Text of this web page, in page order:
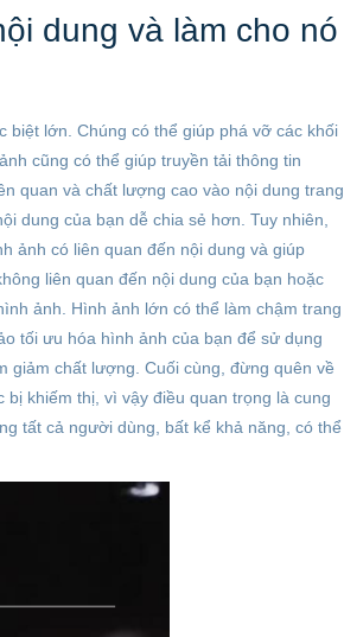
dung và làm cho nó
biệt lớn. Chúng có thể giúp phá vỡ các khối
cũng có thể giúp truyền tải thông tin
quan và chất lượng cao vào nội dung trang
dung của bạn dễ chia sẻ hơn. Tuy nhiên,
ảnh có liên quan đến nội dung và giúp
liên quan đến nội dung của bạn hoặc
ảnh. Hình ảnh lớn có thể làm chậm trang
tối ưu hóa hình ảnh của bạn để sử dụng
giảm chất lượng. Cuối cùng, đừng quên về
khiếm thị, vì vậy điều quan trọng là cung
tất cả người dùng, bất kể khả năng, có thể